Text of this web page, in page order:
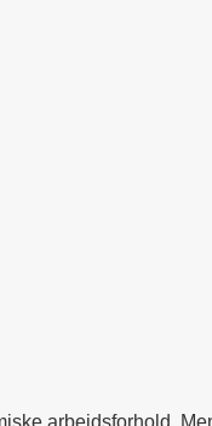
arbejdsforhold.